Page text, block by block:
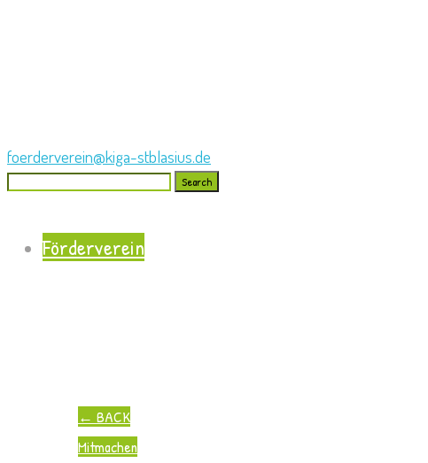
foerderverein@kiga-stblasius.de
Search
Förderverein
← BACK
Mitmachen